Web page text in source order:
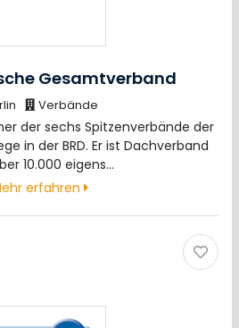
Gesamtverband
Verbände
der sechs Spitzenverbände der
in der BRD. Er ist Dachverband
10.000 eigens…
erfahren